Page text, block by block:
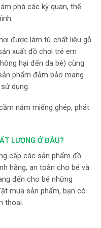
phá các kỳ quan, thế
được làm từ chất liệu gỗ
xuất đồ chơi trẻ em
hại đến da bé) cùng
phẩm đảm bảo mang
dụng.
nắm miếng ghép, phát
LƯỢNG Ở ĐÂU?
cấp các sản phẩm đồ
hãng, an toàn cho bé và
đến cho bé những
mua sản phẩm, bạn có
thoại.